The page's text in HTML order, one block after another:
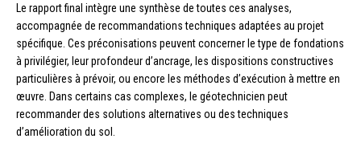
Le rapport final intègre une synthèse de toutes ces analyses,
accompagnée de recommandations techniques adaptées au projet
spécifique. Ces préconisations peuvent concerner le type de fondations
à privilégier, leur profondeur d’ancrage, les dispositions constructives
particulières à prévoir, ou encore les méthodes d’exécution à mettre en
œuvre. Dans certains cas complexes, le géotechnicien peut
recommander des solutions alternatives ou des techniques
d’amélioration du sol.